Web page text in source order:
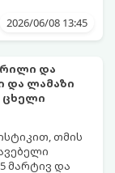
თამამი,
იქნება 2026
2026/06/08 13:45
და
და ლამაზი
ცხელი
თმის
მარტივ და